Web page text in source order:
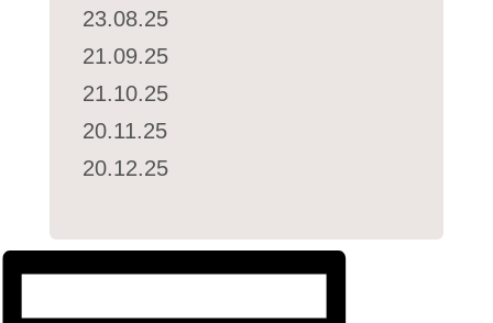
23.08.25
21.09.25
21.10.25
20.11.25
20.12.25